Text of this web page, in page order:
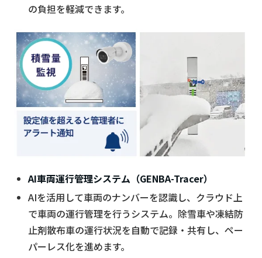
の負担を軽減できます。
AI車両運行管理システム（GENBA-Tracer）
AIを活用して車両のナンバーを認識し、クラウド上
で車両の運行管理を行うシステム。除雪車や凍結防
止剤散布車の運行状況を自動で記録・共有し、ペー
パーレス化を進めます。